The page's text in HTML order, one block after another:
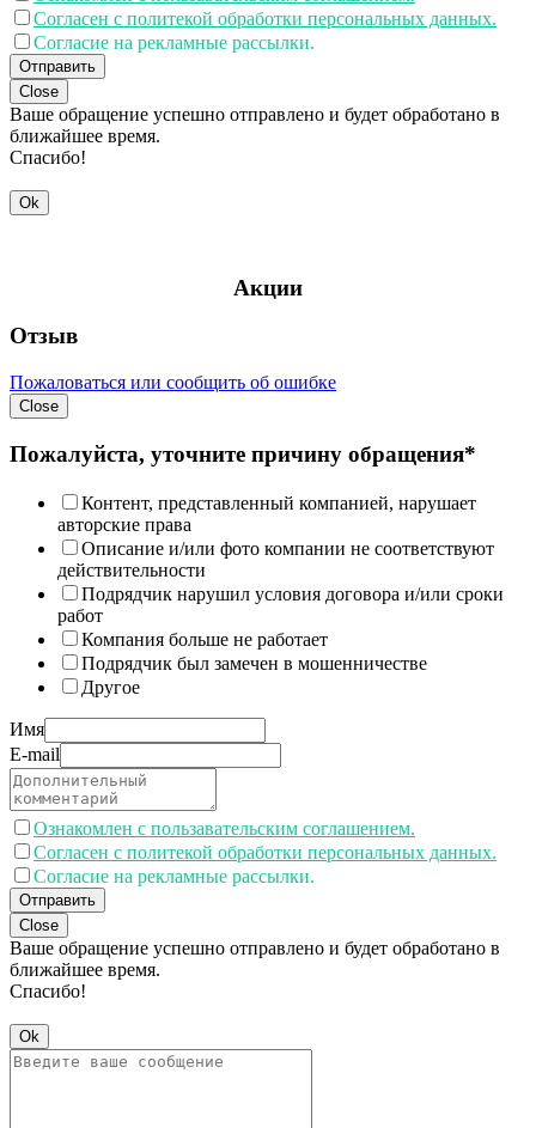
Согласен с политекой обработки персональных данных.
Согласие на рекламные рассылки.
Отправить
Close
Ваше обращение успешно отправлено и будет обработано в
ближайшее время.
Спасибо!
Ok
Акции
Отзыв
Пожаловаться или сообщить об ошибке
Close
Пожалуйста, уточните причину обращения*
Контент, представленный компанией, нарушает
авторские права
Описание и/или фото компании не соответствуют
действительности
Подрядчик нарушил условия договора и/или сроки
работ
Компания больше не работает
Подрядчик был замечен в мошенничестве
Другое
Имя
E-mail
Ознакомлен с пользавательским соглашением.
Согласен с политекой обработки персональных данных.
Согласие на рекламные рассылки.
Отправить
Close
Ваше обращение успешно отправлено и будет обработано в
ближайшее время.
Спасибо!
Ok